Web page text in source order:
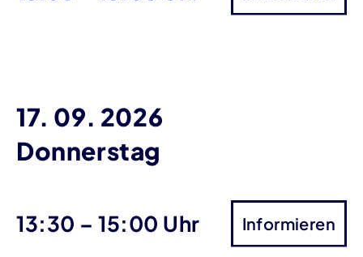
17. 09. 2026
Donnerstag
13:30 – bis
15:00 Uhr Informieren